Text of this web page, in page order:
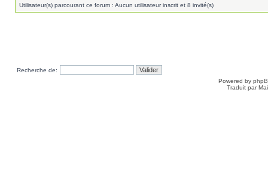
Utilisateur(s) parcourant ce forum : Aucun utilisateur inscrit et 8 invité(s)
Recherche de:
Powered by
Traduit par